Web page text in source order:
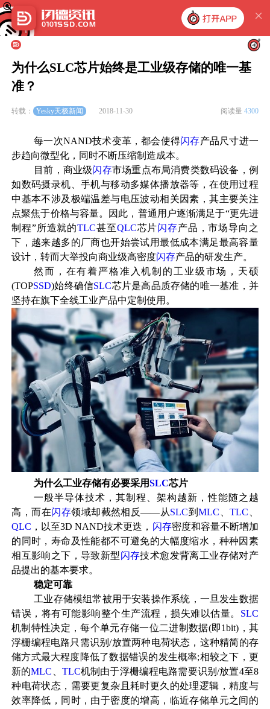
为什么SLC芯片始终是工业级存储的唯一基
准？
转载： Yesky天极新闻 2018-11-30 阅读量 4300
每一次NAND技术变革，都会使得闪存产品尺寸进一
步趋向微型化，同时不断压缩制造成本。
目前，商业级闪存市场重点布局消费类数码设备，例
如数码摄录机、 手机与移动多媒体播放器等，在使用过程
中基本不涉及极端温差与电压波动相关因素，其主要关注
点聚焦于价格与容量。因此， 普通 用户逐渐满足于“更先进
制程”所造就的TLC甚至QLC芯片闪存产品，市场导向之
下，越来越多的厂商也开始尝试用最低成本满足最高容量
设计，转而大举投向商业级高密度闪存产品的研发生产。
然而，在有着严格准入机制的工业级市场，天硕
(TOPSSD)始终确信SLC芯片是高品质存储的唯一基准，并
坚持在旗下全线工业产品中定制使用。
为什么工业存储有必要采用SLC芯片
一般半导体技术，其制程、架构越新，性能随之越
高，而在闪存领域却截然相反——从SLC到MLC 、TLC
QLC ，以至3D NAND技术更迭， 闪存密度和容量不断增加
的同时，寿命及性能都不可避免的大幅度缩水，种种因素
相互影响之下，导致新型闪存技术愈发背离工业存储对产
品提出的基本要求。
稳定可靠
工业存储模组常被用于安装操作系统 ，一旦发生数据
错误，将有可能影响整个生产流程，损失难以估量。 SLC
机制特性决定，每个单元存储一位二进制数据(即1bit)，其
浮栅编程电路只需识别/放置两种电荷状态，这种精简的存
储方式最大程度降低了数据错误的发生概率;相较之下，更
新的MLC TLC机制由于浮栅编程电路需要识别/放置4至8
种电荷状态，需要更复杂且耗时更久的处理逻辑，精度与
效率降低，同时，由于密度的增高，临近存储单元之间的